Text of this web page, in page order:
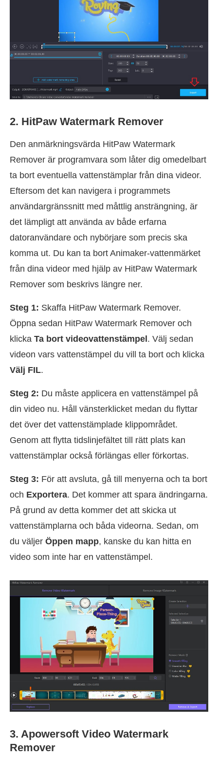
2. HitPaw Watermark Remover
Den anmärkningsvärda HitPaw Watermark
Remover är programvara som låter dig omedelbart
ta bort eventuella vattenstämplar från dina videor.
Eftersom det kan navigera i programmets
användargränssnitt med måttlig ansträngning, är
det lämpligt att använda av både erfarna
datoranvändare och nybörjare som precis ska
komma ut. Du kan ta bort Animaker-vattenmärket
från dina videor med hjälp av HitPaw Watermark
Remover som beskrivs längre ner.
Steg 1: Skaffa HitPaw Watermark Remover.
Öppna sedan HitPaw Watermark Remover och
klicka Ta bort videovattenstämpel . Välj sedan
videon vars vattenstämpel du vill ta bort och klicka
Välj FIL.
Steg 2: Du måste applicera en vattenstämpel på
din video nu. Håll vänsterklicket medan du flyttar
det över det vattenstämplade klippområdet.
Genom att flytta tidslinjefältet till rätt plats kan
vattenstämplar också förlängas eller förkortas.
Steg 3: För att avsluta, gå till menyerna och ta bort
och Exportera. Det kommer att spara ändringarna.
På grund av detta kommer det att skicka ut
vattenstämplarna och båda videorna. Sedan, om
du väljer Öppen mapp, kanske du kan hitta en
video som inte har en vattenstämpel.
3. Apowersoft Video Watermark
Remover